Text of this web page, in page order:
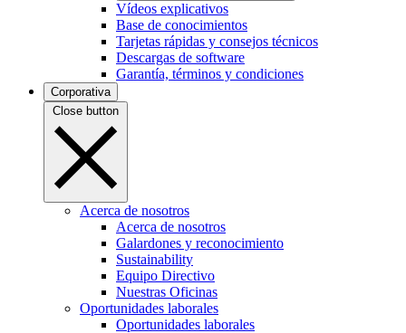
Vídeos explicativos
Base de conocimientos
Tarjetas rápidas y consejos técnicos
Descargas de software
Garantía, términos y condiciones
Corporativa
Close button
Acerca de nosotros
Acerca de nosotros
Galardones y reconocimiento
Sustainability
Equipo Directivo
Nuestras Oficinas
Oportunidades laborales
Oportunidades laborales